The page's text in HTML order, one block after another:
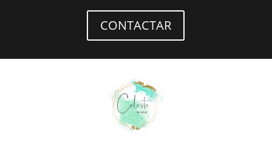
CONTACTAR